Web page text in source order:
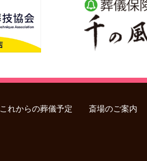
これからの葬儀予定 斎場のご案内